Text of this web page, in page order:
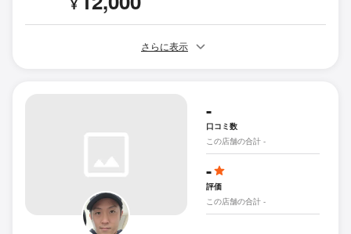
¥
さらに表示
-
口コミ数
この店舗の合計 -
-
評価
この店舗の合計 -